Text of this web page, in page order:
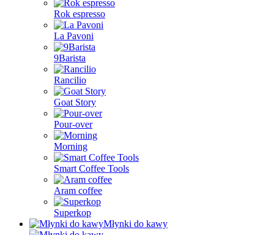
Rok espresso
La Pavoni
9Barista
Rancilio
Goat Story
Pour-over
Morning
Smart Coffee Tools
Aram coffee
Superkop
Młynki do kawy